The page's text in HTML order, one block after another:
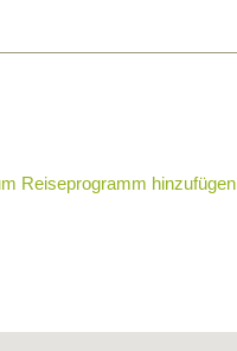
Reiseprogramm hinzufügen